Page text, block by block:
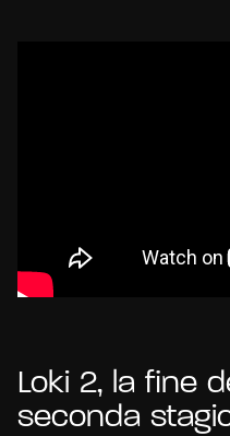
Loki 2, la fine
seconda